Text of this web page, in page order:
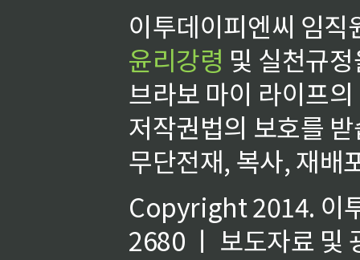
이투데이피엔씨 임
윤리강령 및 실천규
브라보 마이 라이프
저작권법의 보호를
무단전재, 복사, 재배
Copyright 2014. 이
2680 ㅣ 보도자료